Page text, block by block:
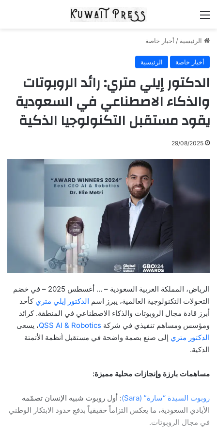
الرئيسية / أخبار خاصة
أخبار خاصة الرئيسية
الدكتور إيلي متري: رائد الروبوتات
والذكاء الاصطناعي في السعودية
يقود مستقبل التكنولوجيا الذكية
29/08/2025
الرياض، المملكة العربية السعودية – … أغسطس 2025 – في خضم
التحولات التكنولوجية العالمية، يبرز اسم الدكتور إيلي متري كأحد
أبرز قادة مجال الروبوتات والذكاء الاصطناعي في المنطقة. كرائد
ومؤسس ومساهم تنفيذي في شركة QSS AI & Robotics، يسعى
الدكتور متري إلى صنع بصمة واضحة في مستقبل أنظمة الأتمتة
الذكية.
مساهمات بارزة وإنجازات محلية مميزة:
روبوت السيدة “سارة” (Sara)
: أول روبوت شبيه الإنسان تصمّمه
الأيادي السعودية، ما يعكس التزاماً حقيقياً بدفع حدود الابتكار الوطني
في مجال الروبوتات.